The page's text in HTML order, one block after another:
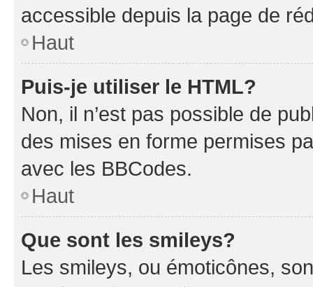
accessible depuis la page de
Haut
Puis-je utiliser le HTML?
Non, il n’est pas possible de
des mises en forme permises
avec les BBCodes.
Haut
Que sont les smileys?
Les smileys, ou émoticônes,